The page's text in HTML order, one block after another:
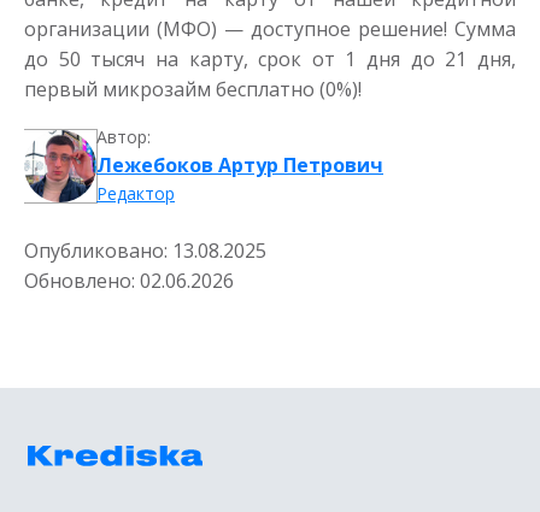
организации (МФО) — доступное решение! Сумма
до 50 тысяч на карту, срок от 1 дня до 21 дня,
первый микрозайм бесплатно (0%)!
Автор:
Лежебоков Артур Петрович
Редактор
Опубликовано: 13.08.2025
Обновлено: 02.06.2026